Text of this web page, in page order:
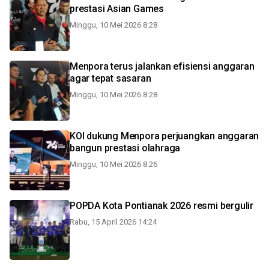
prestasi Asian Games
Minggu, 10 Mei 2026 8:28
Menpora terus jalankan efisiensi anggaran
agar tepat sasaran
Minggu, 10 Mei 2026 8:28
KOI dukung Menpora perjuangkan anggaran
bangun prestasi olahraga
Minggu, 10 Mei 2026 8:26
POPDA Kota Pontianak 2026 resmi bergulir
Rabu, 15 April 2026 14:24